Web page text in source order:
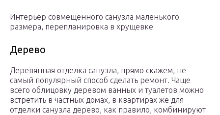
Интерьер совмещенного санузла маленького
размера, перепланировка в хрущевке
Дерево
Деревянная отделка санузла, прямо скажем, не
самый популярный способ сделать ремонт. Чаще
всего облицовку деревом ванных и туалетов можно
встретить в частных домах, в квартирах же для
отделки санузла дерево, как правило, комбинируют